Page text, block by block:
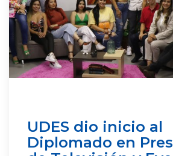
UDES dio inicio al
Diplomado en